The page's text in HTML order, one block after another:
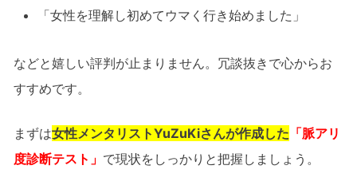
「女性を理解し初めてウマく行き始めました」
などと嬉しい評判が止まりません。冗談抜きで心からお
すすめです。
まずは女性メンタリストYuZuKiさんが作成した 「脈アリ
度診断テスト」 で現状をしっかりと把握しましょう。